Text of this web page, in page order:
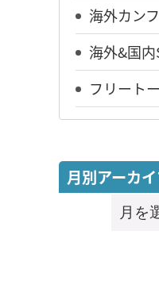
海外カン
海外&国
フリート
月別アーカ
月
別